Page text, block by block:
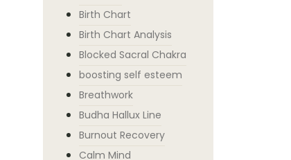
Birth Chart
Birth Chart Analysis
Blocked Sacral Chakra
boosting self esteem
Breathwork
Budha Hallux Line
Burnout Recovery
Calm Mind